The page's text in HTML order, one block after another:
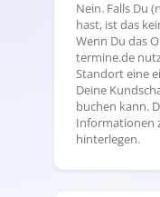
Nein. Falls Du
hast, ist das
Wenn Du das
termine.de
Standort eine
Deine
buchen kann.
Informationen
hinterlegen.